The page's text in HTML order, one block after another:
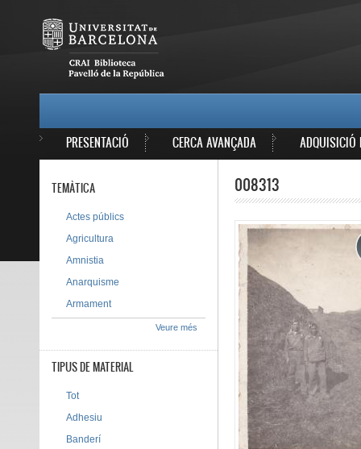
PRESENTACIÓ CERCA AVANÇADA ADQUISICIÓ
008313
TEMÀTICA
Actes públics
Agricultura
Amnistia
Anarquisme
Armament
Veure més
TIPUS DE MATERIAL
Tot
Adhesiu
Banderí